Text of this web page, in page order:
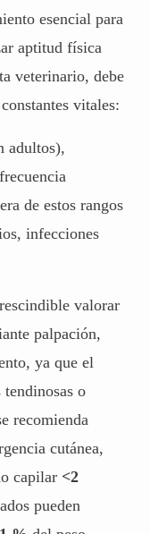
esencial para
aptitud física
veterinario, debe
vitales:
adultos),
de estos rangos
infecciones
valorar
palpación,
ya que el
tendinosas o
recomienda
cutánea,
capilar <2
pueden